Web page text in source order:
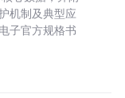
机制及典型应
子官方规格书